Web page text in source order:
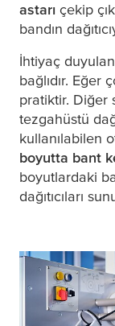
astarı çekip
bandın
İhtiyaç duyulan
bağlıdır. Eğer
pratiktir. Diğer
tezgahüstü
kullanılabilen
boyutta bant
boyutlardaki
dağıtıcıları